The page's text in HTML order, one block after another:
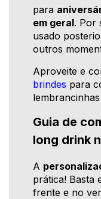
para
em geral. Por
usado
outros
Aproveite e
brindes para
Guia de
long drink
A
prática! Basta
frente e no